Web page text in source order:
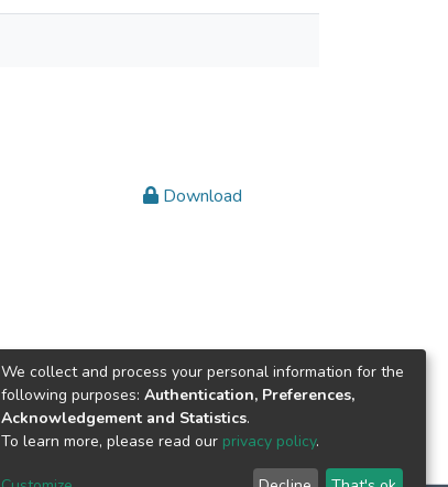
Download
We collect and process your personal information for the
following purposes: Authentication, Preferences,
Acknowledgement and Statistics.
To learn more, please read our privacy policy.